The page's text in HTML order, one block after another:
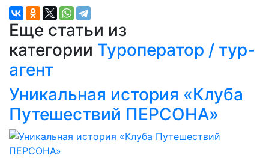
Еще статьи из
категории Туроператор / тур-
агент
Уникальная история «Клуба
Путешествий ПЕРСОНА»